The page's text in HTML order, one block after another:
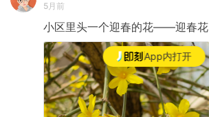
App内打开
5月前
小区里头一个迎春的花——迎春花